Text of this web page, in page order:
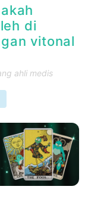
di
vitonal
ahli medis